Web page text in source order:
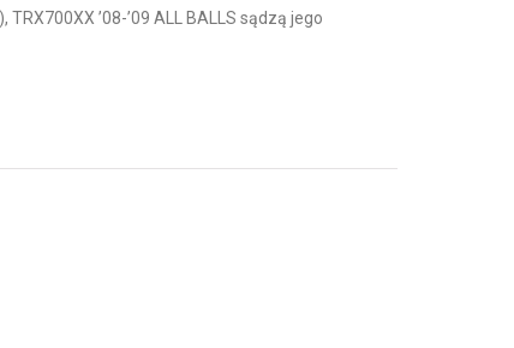
’08-’09 ALL BALLS sądzą jego